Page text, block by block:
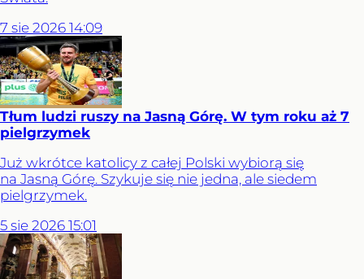
7 sie 2026 14:09
Tłum ludzi ruszy na Jasną Górę. W tym roku aż 7
pielgrzymek
Już wkrótce katolicy z całej Polski wybiorą się
na Jasną Górę. Szykuje się nie jedna, ale siedem
pielgrzymek.
5 sie 2026 15:01